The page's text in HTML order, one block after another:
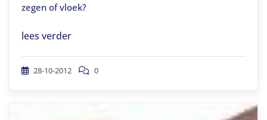
zegen of vloek?
lees verder
28-10-2012 0